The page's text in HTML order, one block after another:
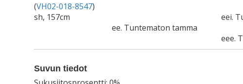
(VH02-018-8547)
sh, 157cm
ee. Tuntematon tamma
eei.
eee.
Suvun tiedot